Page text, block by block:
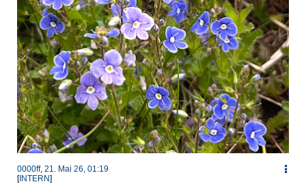
0000ff, 21. Mai 26, 01:19
[INTERN]